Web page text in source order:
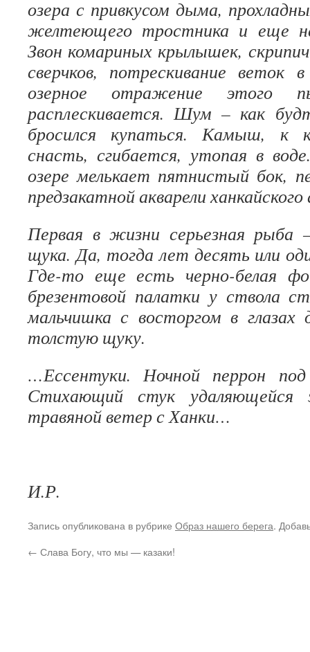
озера с привкусом дыма,
желтеющего тростника и еще
Звон комариных крылышек,
сверчков, потрескивание веток
озерное отражение этого
расплескивается. Шум – как
бросился купаться. Камыш, к
снасть, сгибается, утопая в
озере мелькает пятнистый бок,
предзакатной акварели
Первая в жизни серьезная рыба
щука. Да, тогда лет десять или
Где-то еще есть черно-белая
брезентовой палатки у ствола
мальчишка с восторгом в
толстую щуку.
…Ессентуки. Ночной перрон
Стихающий стук удаляющейся
травяной ветер с Ханки…
И.Р.
Запись опубликована в рубрике Образ нашего берега.
← Слава Богу, что мы — казаки!